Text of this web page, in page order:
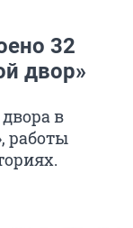
32
двор»
в
работы